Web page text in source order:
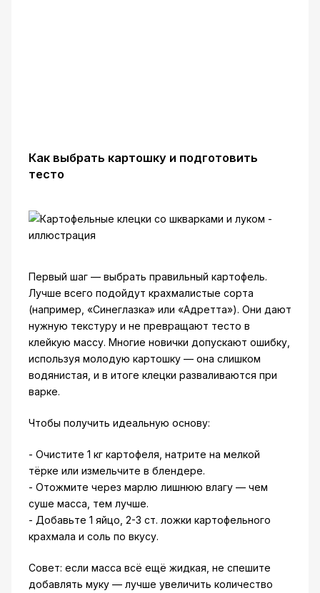
Как выбрать картошку и подготовить
тесто
Первый шаг — выбрать правильный картофель.
Лучше всего подойдут крахмалистые сорта
(например, «Синеглазка» или «Адретта»). Они дают
нужную текстуру и не превращают тесто в
клейкую массу. Многие новички допускают ошибку,
используя молодую картошку — она слишком
водянистая, и в итоге клецки разваливаются при
варке.
Чтобы получить идеальную основу:
- Очистите 1 кг картофеля, натрите на мелкой
тёрке или измельчите в блендере.
- Отожмите через марлю лишнюю влагу — чем
суше масса, тем лучше.
- Добавьте 1 яйцо, 2-3 ст. ложки картофельного
крахмала и соль по вкусу.
Совет: если масса всё ещё жидкая, не спешите
добавлять муку — лучше увеличить количество